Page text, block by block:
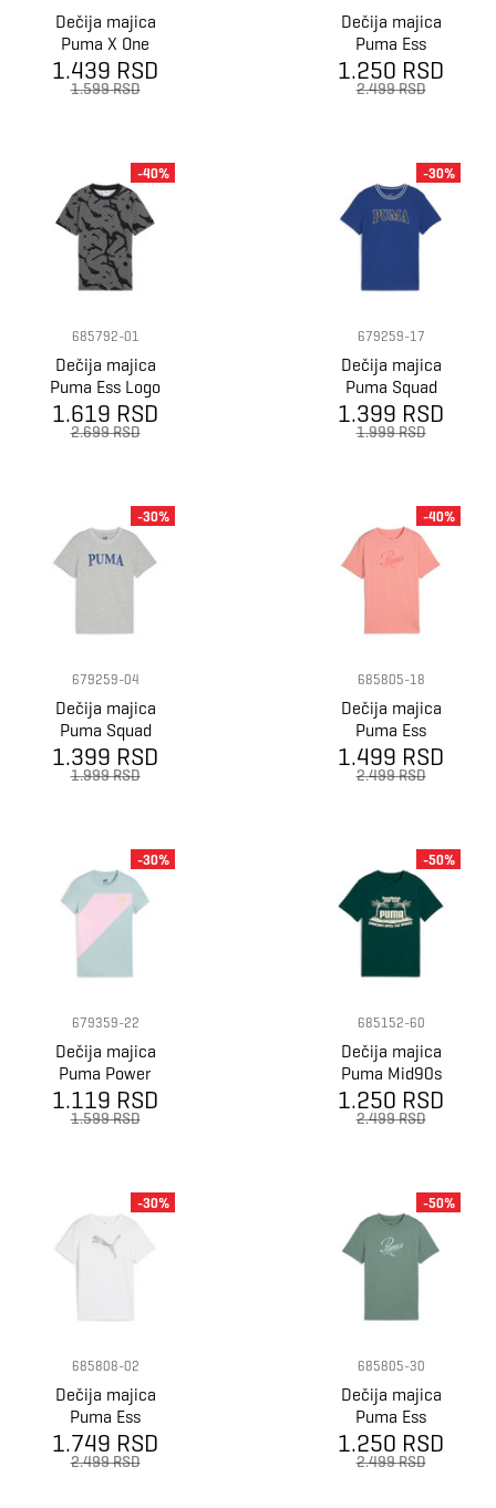
Dečija majica
Puma X One
Piece graphic
tee
1.439 RSD
1.599 RSD
Dečija majica
Puma Ess
Script Tee G
1.250 RSD
2.499 RSD
685792-01
Dečija majica
Puma Ess Logo
Lab Aop Tee B
1.619 RSD
2.699 RSD
-40%
679259-17
Dečija majica
Puma Squad
Tee B
1.399 RSD
1.999 RSD
-30%
679259-04
Dečija majica
Puma Squad
Tee B
1.399 RSD
1.999 RSD
-30%
685805-18
Dečija majica
Puma Ess
Script Tee G
1.499 RSD
2.499 RSD
-40%
679359-22
Dečija majica
Puma Power
tee g
1.119 RSD
1.599 RSD
-30%
685152-60
Dečija majica
Puma Mid90s
graphic tee iii b
1.250 RSD
2.499 RSD
-50%
685808-02
Dečija majica
Puma Ess
Metallic Tee G
1.749 RSD
2.499 RSD
-30%
685805-30
Dečija majica
Puma Ess
Script Tee G
1.250 RSD
2.499 RSD
-50%